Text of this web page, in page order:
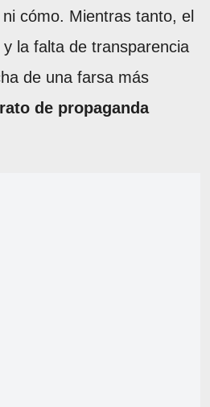
cómo. Mientras tanto, el
la falta de transparencia
de una farsa más
de propaganda